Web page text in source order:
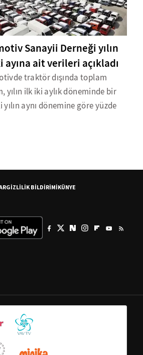
Sanayii Derneği yılın
ayına ait verileri açıkladı
traktör dışında toplam
yılın ilk iki aylık döneminde bir
yılın aynı dönemine göre yüzde
GİZLİLİK BİLDİRİMİKÜNYE